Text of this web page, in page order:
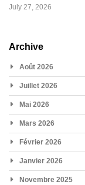
July 27, 2026
Archive
Août 2026
Juillet 2026
Mai 2026
Mars 2026
Février 2026
Janvier 2026
Novembre 2025